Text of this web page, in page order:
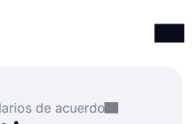
de acuerdo